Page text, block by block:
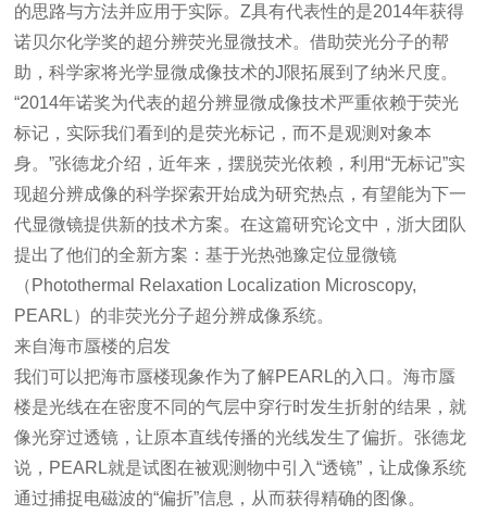
的思路与方法并应用于实际。Z具有代表性的是2014年获得
诺贝尔化学奖的超分辨荧光显微技术。借助荧光分子的帮
助，科学家将光学显微成像技术的J限拓展到了纳米尺度。
“2014年诺奖为代表的超分辨显微成像技术严重依赖于荧光
标记，实际我们看到的是荧光标记，而不是观测对象本
身。”张德龙介绍，近年来，摆脱荧光依赖，利用“无标记”实
现超分辨成像的科学探索开始成为研究热点，有望能为下一
代显微镜提供新的技术方案。在这篇研究论文中，浙大团队
提出了他们的全新方案：基于光热弛豫定位显微镜
（Photothermal Relaxation Localization Microscopy,
PEARL）的非荧光分子超分辨成像系统。
来自海市蜃楼的启发
我们可以把海市蜃楼现象作为了解PEARL的入口。海市蜃
楼是光线在在密度不同的气层中穿行时发生折射的结果，就
像光穿过透镜，让原本直线传播的光线发生了偏折。张德龙
说，PEARL就是试图在被观测物中引入“透镜”，让成像系统
通过捕捉电磁波的“偏折”信息，从而获得精确的图像。